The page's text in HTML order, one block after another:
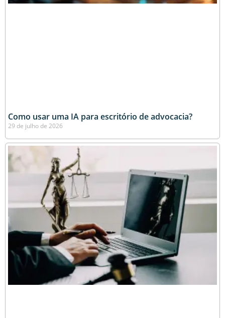
Como usar uma IA para escritório de advocacia?
29 de julho de 2026